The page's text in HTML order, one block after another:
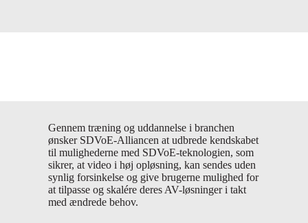
Gennem træning og uddannelse i branchen
ønsker SDVoE-Alliancen at udbrede kendskabet
til mulighederne med SDVoE-teknologien, som
sikrer, at video i høj opløsning, kan sendes uden
synlig forsinkelse og give brugerne mulighed for
at tilpasse og skalére deres AV-løsninger i takt
med ændrede behov.